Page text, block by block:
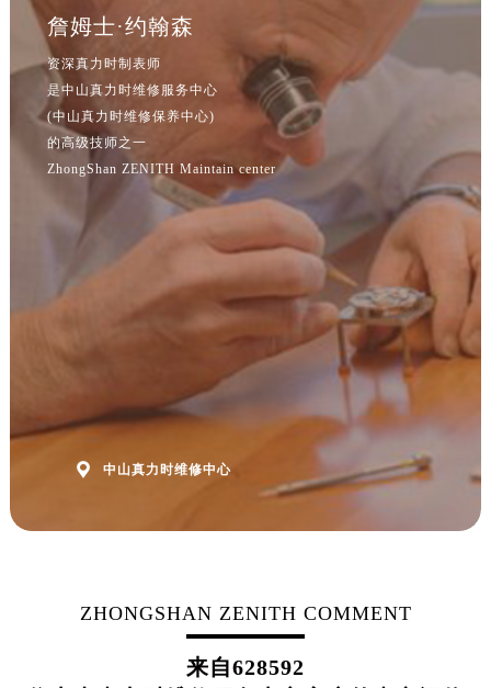
詹姆士·约翰森
资深真力时制表师
是中山真力时维修服务中心
(中山真力时维修保养中心)
的高级技师之一
ZhongShan ZENITH Maintain center
 中山真力时维修中心
ZHONGSHAN ZENITH COMMENT
来自628592